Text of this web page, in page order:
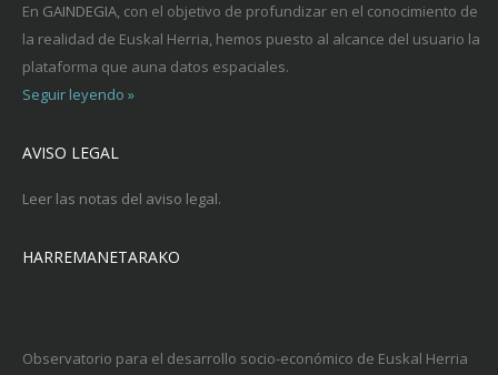
En GAINDEGIA, con el objetivo de profundizar en el conocimiento de
la realidad de Euskal Herria, hemos puesto al alcance del usuario la
plataforma que auna datos espaciales.
Seguir leyendo »
AVISO LEGAL
Leer las notas del aviso legal.
HARREMANETARAKO
Observatorio para el desarrollo socio-económico de Euskal Herria